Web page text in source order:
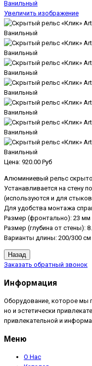
Увеличить изображение
Цена: 920.00 Руб
Алюминиевый рельс
Устанавливается на стену
(используются и для
Для удобства монтажа
Размер (фронтально): 23 мм
Размер (глубина от стены):
Варианты длины: 200/300 см
Заказать обратный звонок
Информация
Оборудование, которое мы
но и эстетически
привлекательной и
Меню
О Нас